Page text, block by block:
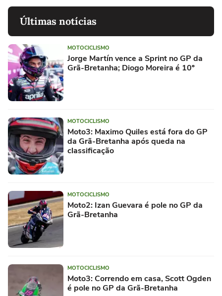
Últimas notícias
MOTOCICLISMO
Jorge Martín vence a Sprint no GP da
Grã-Bretanha; Diogo Moreira é 10º
MOTOCICLISMO
Moto3: Maximo Quiles está fora do GP
da Grã-Bretanha após queda na
classificação
MOTOCICLISMO
Moto2: Izan Guevara é pole no GP da
Grã-Bretanha
MOTOCICLISMO
Moto3: Correndo em casa, Scott Ogden
é pole no GP da Grã-Bretanha